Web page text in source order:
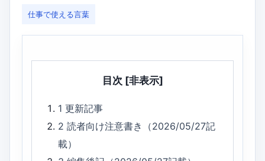
仕事で使える言葉
目次 [非表示]
1更新記事
2読者向け注意書き（2026/05/27記
載）